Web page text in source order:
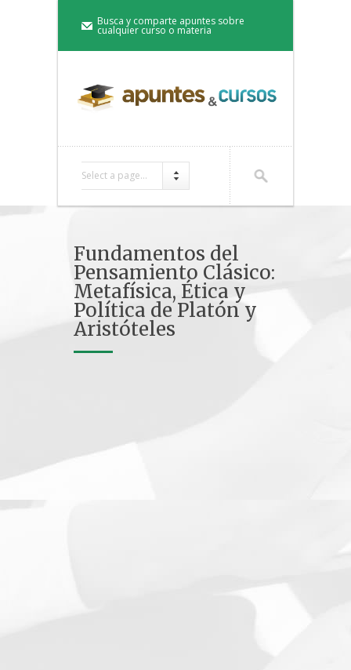
Busca y comparte apuntes sobre
cualquier curso o materia
Select a page...
Fundamentos del
Pensamiento Clásico:
Metafísica, Ética y
Política de Platón y
Aristóteles